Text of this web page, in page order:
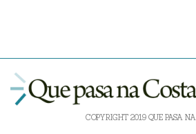
COPYRIGHT 2019 QUE PASA